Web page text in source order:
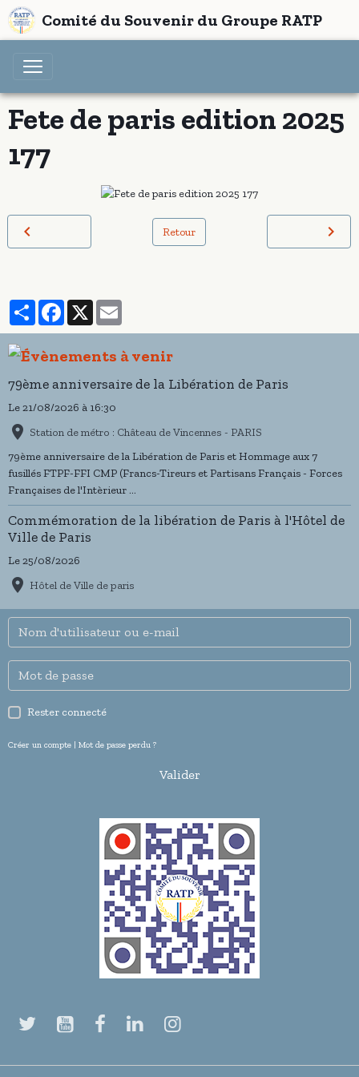
Comité du Souvenir du Groupe RATP
Fete de paris edition 2025
177
Retour
PartagerFacebook
X
79ème anniversaire de la Libération de Paris
Le 21/08/2026 à 16:30
Station de métro : Château de Vincennes - PARIS
79ème anniversaire de la Libération de Paris et Hommage aux 7
fusillés FTPF-FFI CMP (Francs-Tireurs et Partisans Français - Forces
Françaises de l'Intèrieur ...
Commémoration de la libération de Paris à l'Hôtel de
Ville de Paris
Le 25/08/2026
Hôtel de Ville de paris
Rester connecté
Créer un compte | Mot de passe perdu ?
Valider